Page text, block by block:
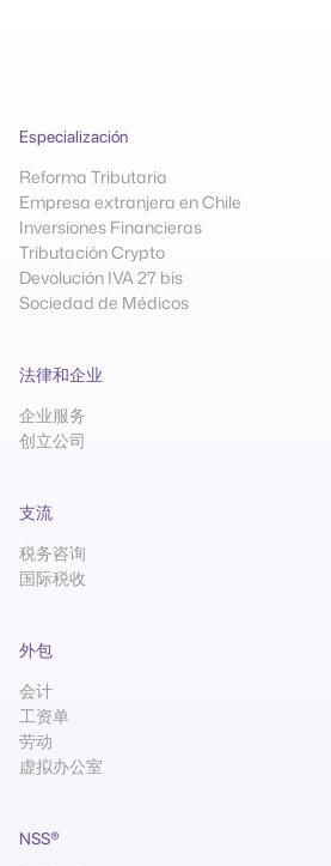
Especialización
Reforma Tributaria
Empresa extranjera en Chile
Inversiones Financieras
Tributación Crypto
Devolución IVA 27 bis
Sociedad de Médicos
法律和企业
企业服务
创立公司
支流
税务咨询
国际税收
外包
会计
工资单
劳动
虚拟办公室
NSS®